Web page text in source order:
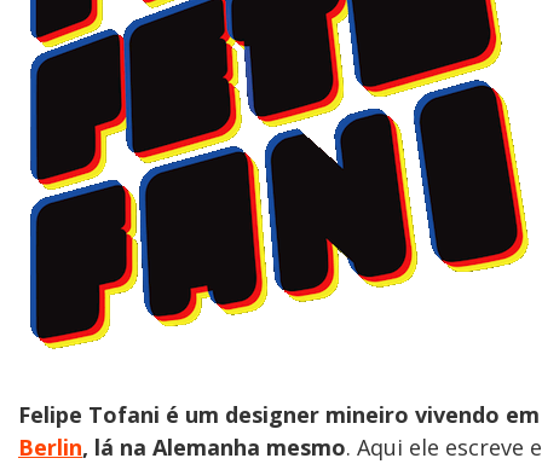
Felipe Tofani é um designer mineiro vivendo em
Berlin, lá na Alemanha mesmo. Aqui ele escreve e